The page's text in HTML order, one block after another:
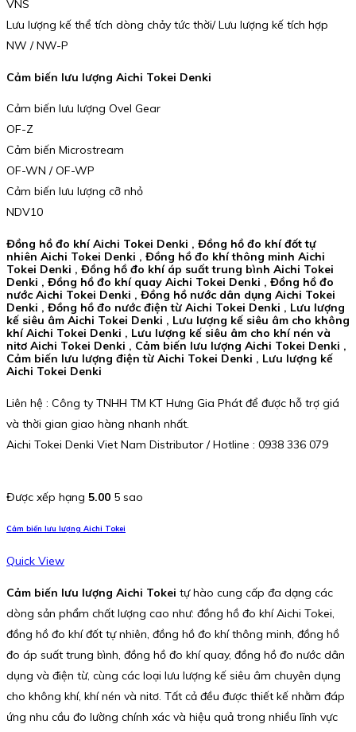
VNS
Lưu lượng kế thể tích dòng chảy tức thời/ Lưu lượng kế tích hợp
NW / NW-P
Cảm biến lưu lượng Aichi Tokei Denki
Cảm biến lưu lượng Ovel Gear
OF-Z
Cảm biến Microstream
OF-WN / OF-WP
Cảm biến lưu lượng cỡ nhỏ
NDV10
Đồng hồ đo khí Aichi Tokei Denki , Đồng hồ đo khí đốt tự
nhiên Aichi Tokei Denki , Đồng hồ đo khí thông minh Aichi
Tokei Denki , Đồng hồ đo khí áp suất trung bình Aichi Tokei
Denki , Đồng hồ đo khí quay Aichi Tokei Denki , Đồng hồ đo
nước Aichi Tokei Denki , Đồng hồ nước dân dụng Aichi Tokei
Denki , Đồng hồ đo nước điện từ Aichi Tokei Denki , Lưu lượng
kế siêu âm Aichi Tokei Denki , Lưu lượng kế siêu âm cho không
khí Aichi Tokei Denki , Lưu lượng kế siêu âm cho khí nén và
nitơ Aichi Tokei Denki , Cảm biến lưu lượng Aichi Tokei Denki ,
Cảm biến lưu lượng điện từ Aichi Tokei Denki , Lưu lượng kế
Aichi Tokei Denki
Liên hệ : Công ty TNHH TM KT Hưng Gia Phát để được hỗ trợ giá
và thời gian giao hàng nhanh nhất.
Aichi Tokei Denki Viet Nam Distributor / Hotline : 0938 336 079
Được xếp hạng 5.00 5 sao
Cảm biến lưu lượng Aichi Tokei
Quick View
Cảm biến lưu lượng Aichi Tokei tự hào cung cấp đa dạng các
dòng sản phẩm chất lượng cao như: đồng hồ đo khí Aichi Tokei,
đồng hồ đo khí đốt tự nhiên, đồng hồ đo khí thông minh, đồng hồ
đo áp suất trung bình, đồng hồ đo khí quay, đồng hồ đo nước dân
dụng và điện từ, cùng các loại lưu lượng kế siêu âm chuyên dụng
cho không khí, khí nén và nitơ. Tất cả đều được thiết kế nhằm đáp
ứng nhu cầu đo lường chính xác và hiệu quả trong nhiều lĩnh vực